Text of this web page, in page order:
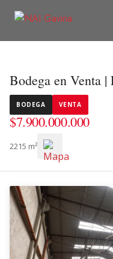
Bodega en Venta
BODEGA VENTA
$7.900.000.000
2215 m²